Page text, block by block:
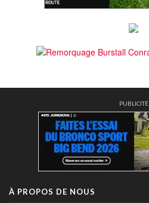
PUBLICITÉ
À PROPOS DE NOUS